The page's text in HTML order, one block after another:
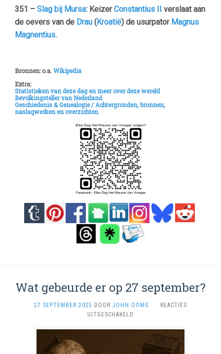
351 – Slag bij Mursa: KeizerConstantius II verslaat aan
de oevers van de Drau (Kroatië) de usurpator Magnus
Magnentius.
Bronnen: o.a.Wikipedia
Extra:
Statistieken van deze dag en meer over deze wereld
Bevolkingsteller van Nederland
Geschiedenis & Genealogie /Achtergronden, bronnen,
naslagwerken en overzichten
Wat gebeurde er op 27 september?
27 SEPTEMBER 2025 DOOR JOHN OOMS ·
REACTIES
UITGESCHAKELD
GEBEURDE